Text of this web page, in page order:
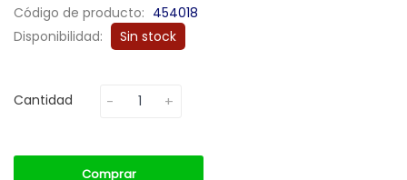
Código de producto: 454018
Disponibilidad:
Sin stock
Cantidad
Comprar